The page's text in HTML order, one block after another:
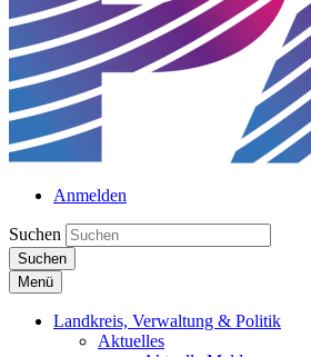
Anmelden
Suchen
Suchen
Menü
Landkreis, Verwaltung & Politik
Aktuelles